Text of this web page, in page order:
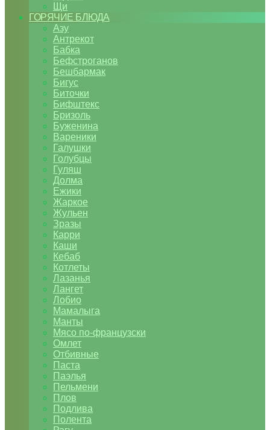
Щи
ГОРЯЧИЕ БЛЮДА
Азу
Антрекот
Бабка
Бефстроганов
Бешбармак
Бигус
Биточки
Бифштекс
Бризоль
Буженина
Вареники
Галушки
Голубцы
Гуляш
Долма
Ежики
Жаркое
Жульен
Зразы
Карри
Каши
Кебаб
Котлеты
Лазанья
Лангет
Лобио
Мамалыга
Манты
Мясо по-французски
Омлет
Отбивные
Паста
Паэлья
Пельмени
Плов
Подлива
Полента